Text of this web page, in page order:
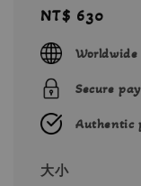
Regular
price
NT$ 630
Secure
Authentic
大小